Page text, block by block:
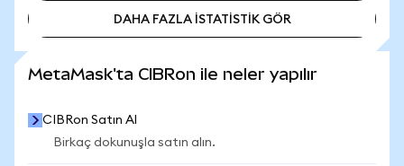
DAHA FAZLA İSTATİSTİK GÖR
MetaMask'ta CIBRon ile neler yapılır
CIBRon Satın Al
Birkaç dokunuşla satın alın.